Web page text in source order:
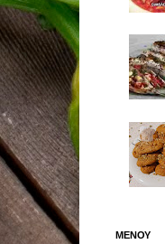
ΜΕΝΟΥ